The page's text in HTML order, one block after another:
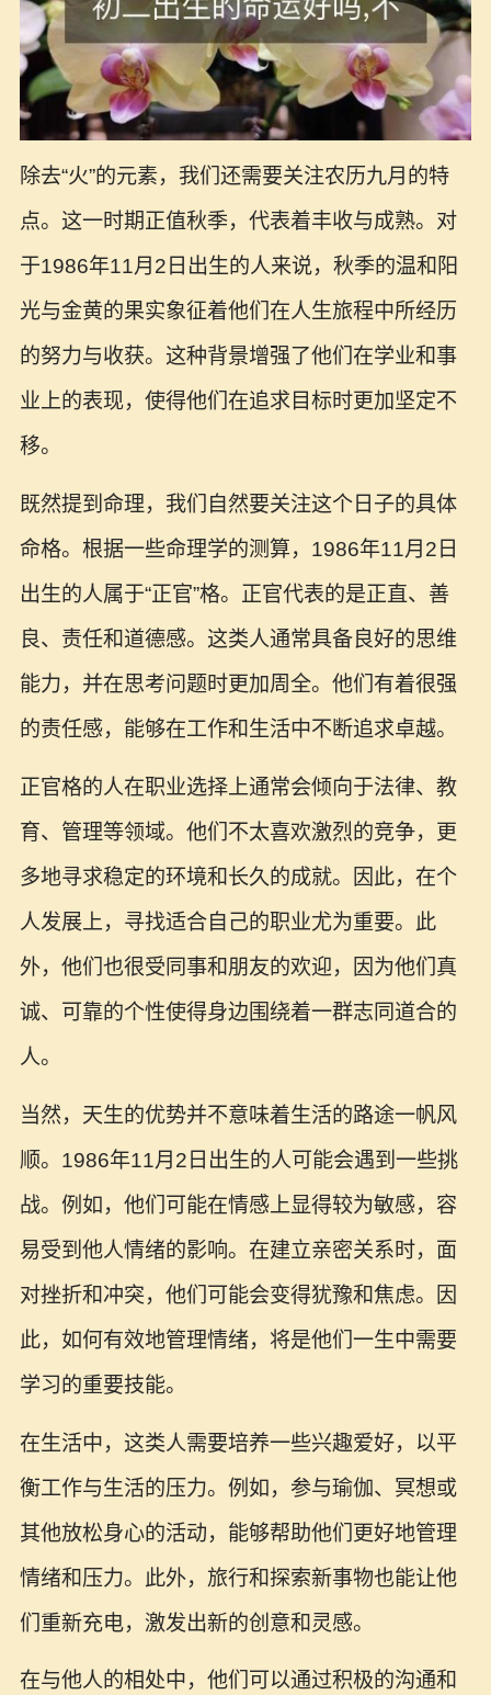
除去“火”的元素，我们还需要关注农历九月的特
点。这一时期正值秋季，代表着丰收与成熟。对
于1986年11月2日出生的人来说，秋季的温和阳
光与金黄的果实象征着他们在人生旅程中所经历
的努力与收获。这种背景增强了他们在学业和事
业上的表现，使得他们在追求目标时更加坚定不
移。
既然提到命理，我们自然要关注这个日子的具体
命格。根据一些命理学的测算，1986年11月2日
出生的人属于“正官”格。正官代表的是正直、善
良、责任和道德感。这类人通常具备良好的思维
能力，并在思考问题时更加周全。他们有着很强
的责任感，能够在工作和生活中不断追求卓越。
正官格的人在职业选择上通常会倾向于法律、教
育、管理等领域。他们不太喜欢激烈的竞争，更
多地寻求稳定的环境和长久的成就。因此，在个
人发展上，寻找适合自己的职业尤为重要。此
外，他们也很受同事和朋友的欢迎，因为他们真
诚、可靠的个性使得身边围绕着一群志同道合的
人。
当然，天生的优势并不意味着生活的路途一帆风
顺。1986年11月2日出生的人可能会遇到一些挑
战。例如，他们可能在情感上显得较为敏感，容
易受到他人情绪的影响。在建立亲密关系时，面
对挫折和冲突，他们可能会变得犹豫和焦虑。因
此，如何有效地管理情绪，将是他们一生中需要
学习的重要技能。
在生活中，这类人需要培养一些兴趣爱好，以平
衡工作与生活的压力。例如，参与瑜伽、冥想或
其他放松身心的活动，能够帮助他们更好地管理
情绪和压力。此外，旅行和探索新事物也能让他
们重新充电，激发出新的创意和灵感。
在与他人的相处中，他们可以通过积极的沟通和